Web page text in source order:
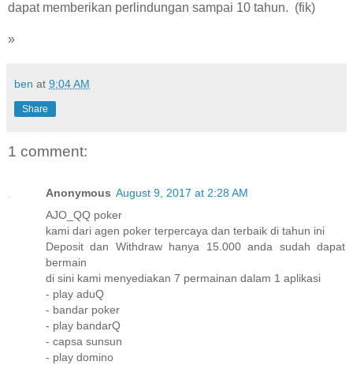
dapat memberikan perlindungan sampai 10 tahun. (fik)
»
ben at 9:04 AM
Share
1 comment:
Anonymous August 9, 2017 at 2:28 AM
AJO_QQ poker
kami dari agen poker terpercaya dan terbaik di tahun ini
Deposit dan Withdraw hanya 15.000 anda sudah dapat
bermain
di sini kami menyediakan 7 permainan dalam 1 aplikasi
- play aduQ
- bandar poker
- play bandarQ
- capsa sunsun
- play domino